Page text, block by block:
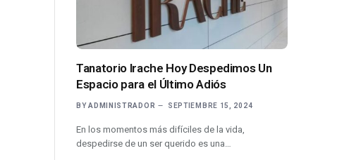
Tanatorio Irache Hoy Despedimos Un
Espacio para el Último Adiós
BY ADMINISTRADOR SEPTIEMBRE 15, 2024
En los momentos más difíciles de la vida,
despedirse de un ser querido es una…